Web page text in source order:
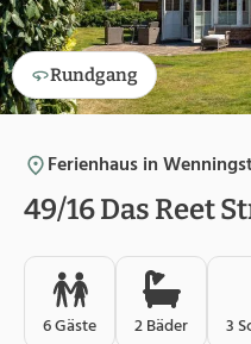
Rundgang
Ferienhaus in
49/16 Das Reet
6 Gäste 2 Bäder 3